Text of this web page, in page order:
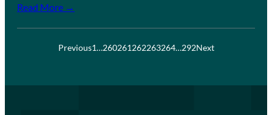
Read More →
Previous1…260261262263264…292Next